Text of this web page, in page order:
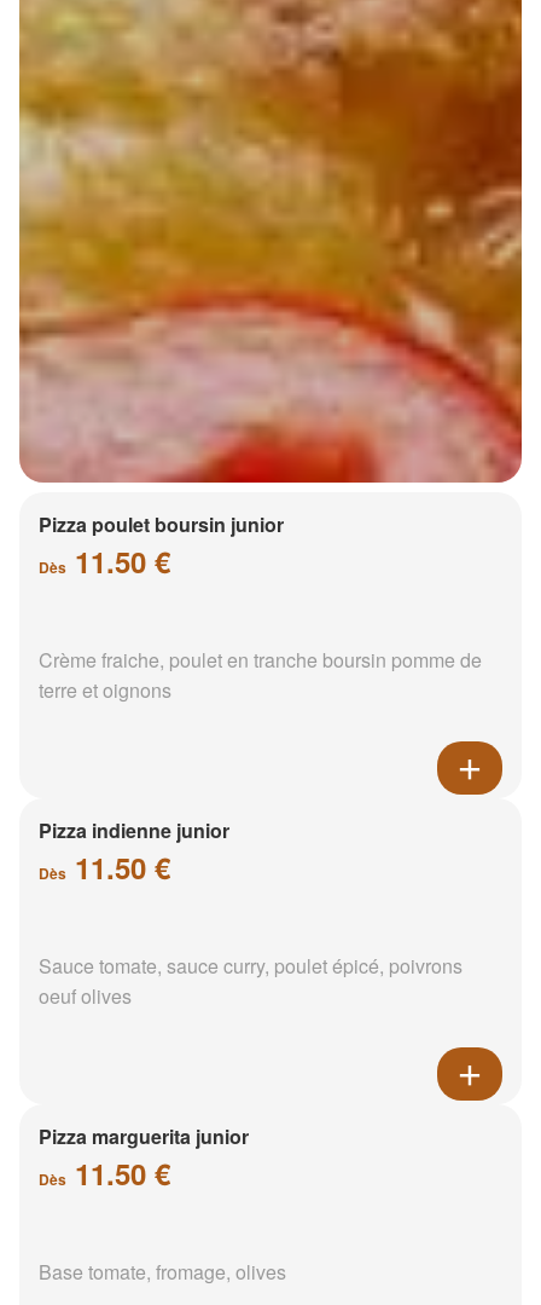
Pizza poulet boursin junior
Dès 11.50 €
Crème fraiche, poulet en tranche boursin pomme de
terre et oignons
Pizza indienne junior
Dès 11.50 €
Sauce tomate, sauce curry, poulet épicé, poivrons
oeuf olives
Pizza marguerita junior
Dès 11.50 €
Base tomate, fromage, olives